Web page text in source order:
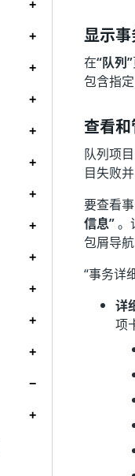
显示
在“队列”
包含指
查看和
队列项
目失败
要查看
信息”。
包屑导航
“事务详
详
项